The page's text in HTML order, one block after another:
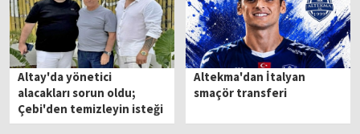
Altay'da yönetici
alacakları sorun oldu;
Çebi'den temizleyin isteği
Altekma'dan İtalyan
smaçör transferi